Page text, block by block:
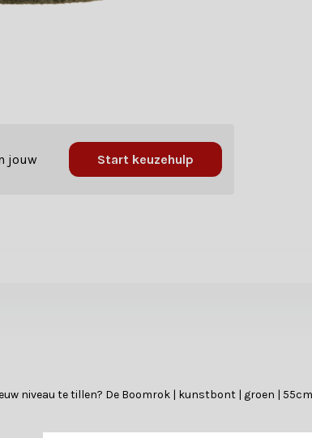
jouw
Start keuzehulp
niveau te tillen? De Boomrok | kunstbont | groen |